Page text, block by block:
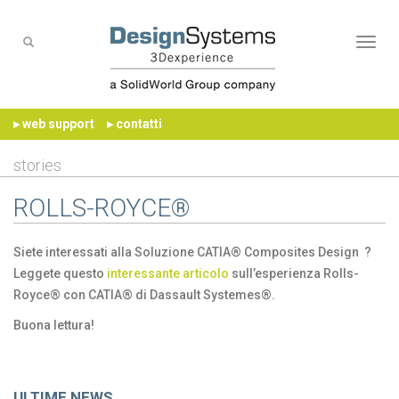
▸ web support ▸ contatti
stories
ROLLS-ROYCE®
Siete interessati alla Soluzione CATIA® Composites Design ?
Leggete questo interessante articolo sull’esperienza Rolls-
Royce® con CATIA® di Dassault Systemes®.
Buona lettura!